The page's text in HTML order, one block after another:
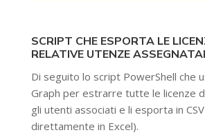
SCRIPT CHE ESPORTA LE
RELATIVE UTENZE
Di seguito lo script PowerShell che
Graph per estrarre tutte le licenze
gli utenti associati e li esporta in
direttamente in Excel).